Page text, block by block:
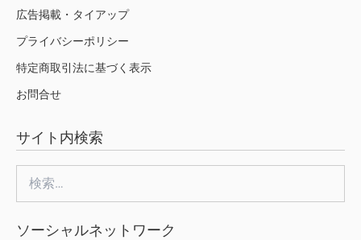
広告掲載・タイアップ
プライバシーポリシー
特定商取引法に基づく表示
お問合せ
サイト内検索
索:
ソーシャルネットワーク